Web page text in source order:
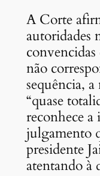
A Corte
autoridades
não
sequência,
“quase
reconhece
julgamento
presidente
atentando à